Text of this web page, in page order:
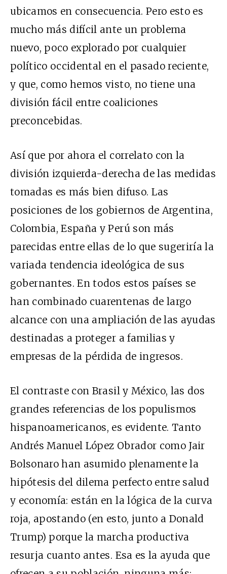
ubicamos en consecuencia. Pero esto es
mucho más difícil ante un problema
nuevo, poco explorado por cualquier
político occidental en el pasado reciente,
y que, como hemos visto, no tiene una
división fácil entre coaliciones
preconcebidas.
Así que por ahora el correlato con la
división izquierda-derecha de las medidas
tomadas es más bien difuso. Las
posiciones de los gobiernos de Argentina,
Colombia, España y Perú son más
parecidas entre ellas de lo que sugeriría la
variada tendencia ideológica de sus
gobernantes. En todos estos países se
han combinado cuarentenas de largo
alcance con una ampliación de las ayudas
destinadas a proteger a familias y
empresas de la pérdida de ingresos.
El contraste con Brasil y México, las dos
grandes referencias de los populismos
hispanoamericanos, es evidente. Tanto
Andrés Manuel López Obrador como Jair
Bolsonaro han asumido plenamente la
hipótesis del dilema perfecto entre salud
y economía: están en la lógica de la curva
roja, apostando (en esto, junto a Donald
Trump) porque la marcha productiva
resurja cuanto antes. Esa es la ayuda que